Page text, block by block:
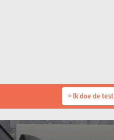
> Ik doe de test